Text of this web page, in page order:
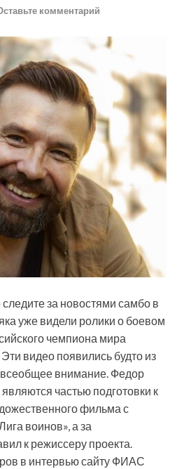
комментарий
за новостями самбо в
уже видели ролики о боевом
чемпиона мира
видео появились будто из
всеобщее внимание. Федор
являются частью подготовки к
фильма с
воинов», а за
к режиссеру проекта.
в интервью сайту ФИАС